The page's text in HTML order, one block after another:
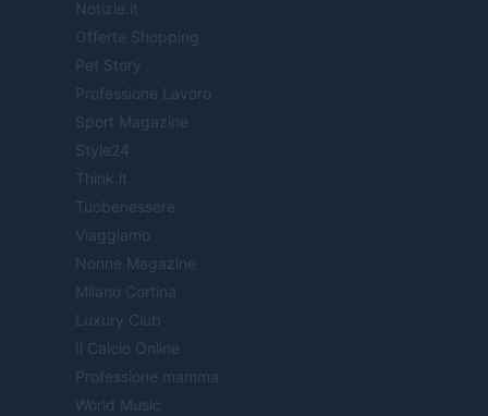
Notizie.it
Offerte Shopping
Pet Story
Professione Lavoro
Sport Magazine
Style24
Think.it
Tuobenessere
Viaggiamo
Nonne Magazine
Milano Cortina
Luxury Club
Il Calcio Online
Professione mamma
World Music